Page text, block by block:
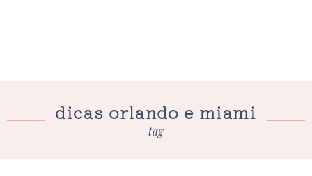
dicas orlando e miami
tag